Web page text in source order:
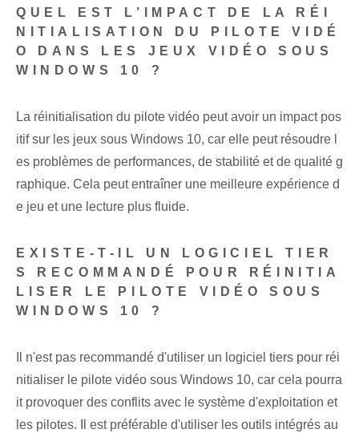
QUEL EST L’IMPACT DE LA RÉI
NITIALISATION DU PILOTE VIDÉ
O DANS LES JEUX VIDÉO SOUS
WINDOWS 10 ?
La réinitialisation du pilote vidéo peut avoir un impact pos
itif sur les jeux sous Windows 10, car elle peut résoudre l
es problèmes de performances, de stabilité et de qualité g
raphique. Cela peut entraîner une meilleure expérience d
e jeu et une lecture plus fluide.
EXISTE-T-IL UN LOGICIEL TIER
S RECOMMANDÉ POUR RÉINITIA
LISER LE PILOTE VIDÉO SOUS
WINDOWS 10 ?
Il n'est pas recommandé d'utiliser un logiciel tiers pour réi
nitialiser le pilote vidéo sous Windows 10, car cela pourra
it provoquer des conflits avec le système d'exploitation et
les pilotes. Il est préférable d'utiliser les outils intégrés au